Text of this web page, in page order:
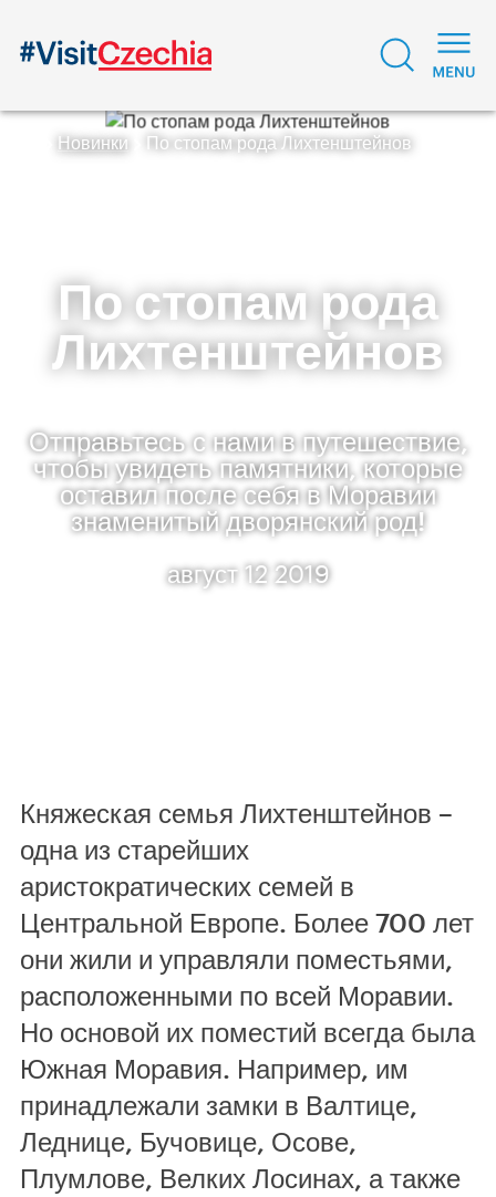
Новинки По стопам рода Лихтенштейнов
По стопам рода
Лихтенштейнов
Отправьтесь с нами в путешествие,
чтобы увидеть памятники, которые
оставил после себя в Моравии
знаменитый дворянский род!
август 12 2019
Княжеская семья Лихтенштейнов –
одна из старейших
аристократических семей в
Центральной Европе. Более 700 лет
они жили и управляли поместьями,
расположенными по всей Моравии.
Но основой их поместий всегда была
Южная Моравия. Например, им
принадлежали замки в Валтице,
Леднице, Бучовице, Осове,
Плумлове, Велких Лосинах, а также